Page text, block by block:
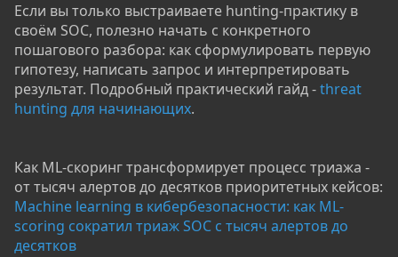
Если вы только выстраиваете hunting-практику в
своём SOC, полезно начать с конкретного
пошагового разбора: как сформулировать первую
гипотезу, написать запрос и интерпретировать
результат. Подробный практический гайд -threat
hunting для начинающих.
Как ML-скоринг трансформирует процесс триажа -
от тысяч алертов до десятков приоритетных кейсов:
Machine learning в кибербезопасности: как ML-
scoring сократил триаж SOC с тысяч алертов до
десятков